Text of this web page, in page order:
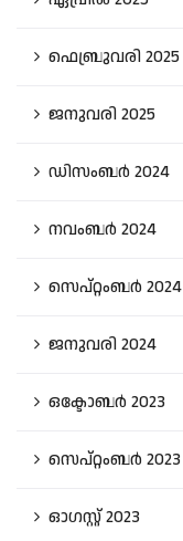
ഫെബ്രുവരി 2025
ജനുവരി 2025
ഡിസംബർ 2024
നവംബർ 2024
സെപ്റ്റംബർ 2024
ജനുവരി 2024
ഒക്ടോബർ 2023
സെപ്റ്റംബർ 2023
ഓഗസ്റ്റ്‌ 2023